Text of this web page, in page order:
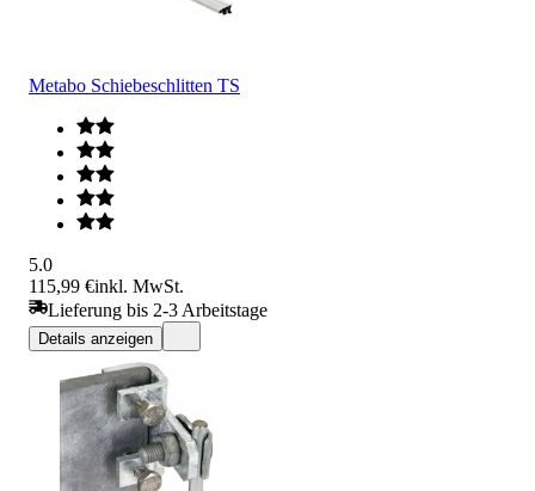
Metabo Schiebeschlitten TS
5.0
115,99 €inkl. MwSt.
Lieferung bis 2-3 Arbeitstage
Details anzeigen